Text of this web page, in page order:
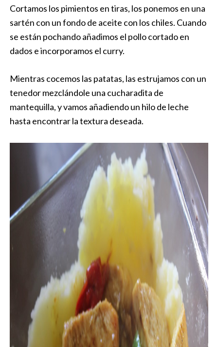
Cortamos los pimientos en tiras, los ponemos en una
sartén con un fondo de aceite con los chiles. Cuando
se están pochando añadimos el pollo cortado en
dados e incorporamos el curry.
Mientras cocemos las patatas, las estrujamos con un
tenedor mezclándole una cucharadita de
mantequilla, y vamos añadiendo un hilo de leche
hasta encontrar la textura deseada.